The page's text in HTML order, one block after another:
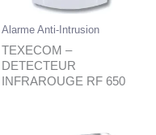
Alarme Anti-Intrusion
TEXECOM –
DETECTEUR
INFRAROUGE RF 650